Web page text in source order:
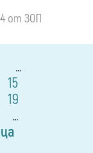
от ЗОП
...
15
19
...